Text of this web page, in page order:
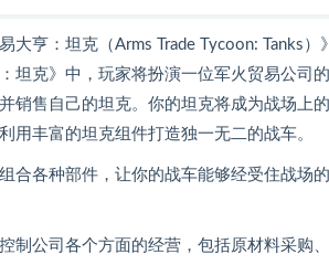
易大亨：坦克（Arms Trade Tycoon: Tanks
坦克》中，玩家将扮演一位军火贸易公司
销售自己的坦克。你的坦克将成为战场上
用丰富的坦克组件打造独一无二的战车。
合各种部件，让你的战车能够经受住战场
制公司各个方面的经营，包括原材料采购